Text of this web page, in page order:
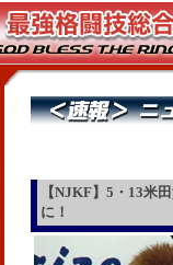
【NJKF】5・13米
に！